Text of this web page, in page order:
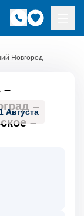
Новгород –
Августа
–
–
–